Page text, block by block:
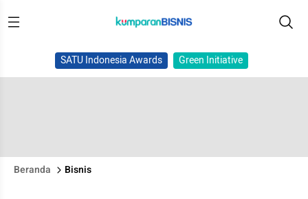
SATU Indonesia Awards Green Initiative
Beranda Bisnis